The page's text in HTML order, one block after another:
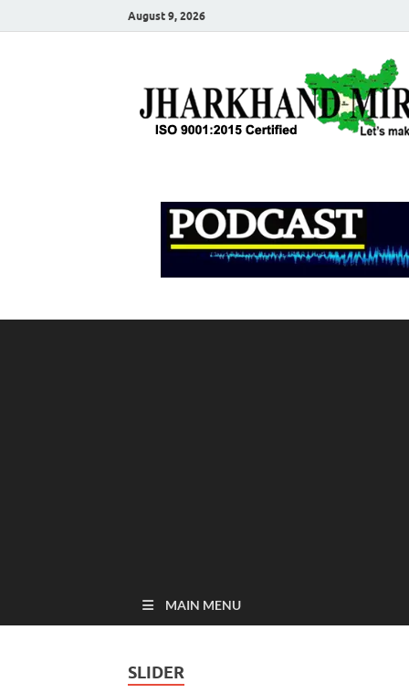
August 9, 2026
MAIN MENU
SLIDER